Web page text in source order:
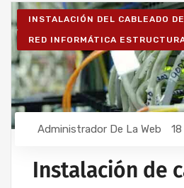
INSTALACIÓN DEL CABLEADO
RED INFORMÁTICA
Administrador De La Web
Instalación de